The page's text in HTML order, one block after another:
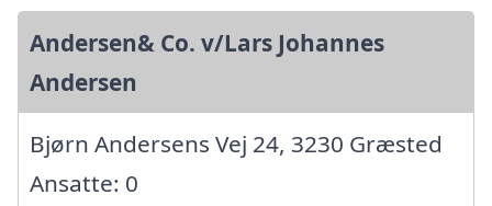
Andersen& Co. v/Lars Johannes
Andersen
Bjørn Andersens Vej 24, 3230 Græsted
Ansatte: 0